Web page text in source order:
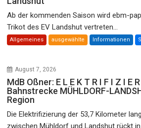
Ab der kommenden Saison wird ebm-
Trikot des EV Landshut vertreten...
Allgemeines ausgewählte Informationen
August 7, 2026
MdB Oßner: E L E K T R I F I Z I E
Bahnstrecke MÜHLDORF-
Region
Die Elektrifizierung der 53,7 Kilometer
zwischen Mühldorf und Landshut rückt in